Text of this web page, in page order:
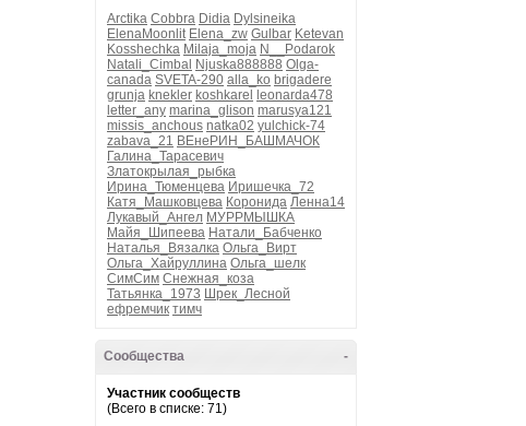
Arctika Cobbra Didia Dylsineika
ElenaMoonlit Elena_zw Gulbar Ketevan
Kosshechka Milaja_moja N__Podarok
Natali_Cimbal Njuska888888 Olga-
canada SVETA-290 alla_ko brigadere
grunja knekler koshkarel
leonarda478
letter_any marina_glison marusya121
missis_anchous natka02 yulchick-74
zabava_21 ВЕнеРИН_БАШМАЧОК
Галина_Тарасевич
Златокрылая_рыбка
Ирина_Тюменцева Иришечка_72
Катя_Машковцева Коронида Ленна14
Лукавый_Ангел МУРРМЫШКА
Майя_Шипеева Натали_Бабченко
Наталья_Вязалка Ольга_Вирт
Ольга_Хайруллина Ольга_шелк
СимСим Снежная_коза
Татьянка_1973 Шрек_Лесной
ефремчик тимч
-
Сообщества
Участник сообществ
(Всего в списке: 71)